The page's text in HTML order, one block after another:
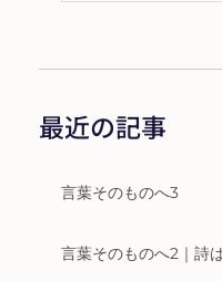
最近の記事
言葉そのものへ3
言葉そのものへ2｜詩